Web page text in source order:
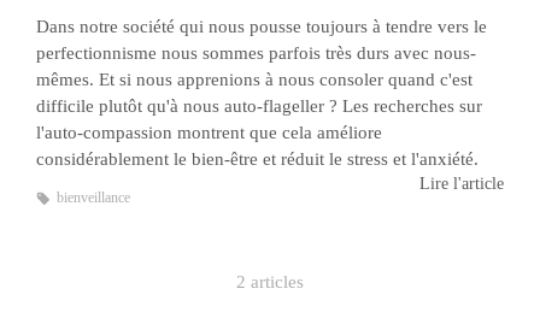
Dans notre société qui nous pousse toujours à tendre vers le
perfectionnisme nous sommes parfois très durs avec nous-
mêmes. Et si nous apprenions à nous consoler quand c'est
difficile plutôt qu'à nous auto-flageller ? Les recherches sur
l'auto-compassion montrent que cela améliore
considérablement le bien-être et réduit le stress et l'anxiété.
Lire l'article
bienveillance
2 articles